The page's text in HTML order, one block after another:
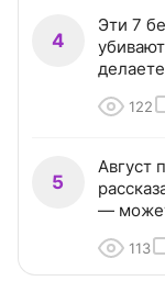
4
Эти 7
делаете
122
5
Август
—
113